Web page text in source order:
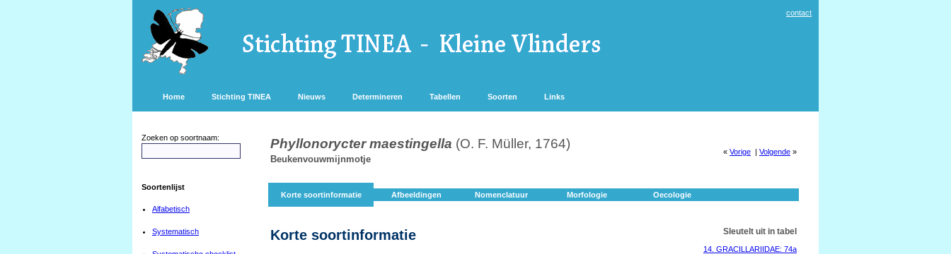
contact
Home Stichting TINEA Nieuws Determineren Tabellen Soorten Links
Zoeken op soortnaam:
Soortenlijst
Alfabetisch
Systematisch
Phyllonorycter maestingella (O. F. Müller, 1764)
Beukenvouwmijnmotje
« Vorige | Volgende »
Korte soortinformatie Afbeeldingen Nomenclatuur Morfologie Oecologie
Korte soortinformatie Sleutelt uit in tabel
14. GRACILLARIIDAE: 74a